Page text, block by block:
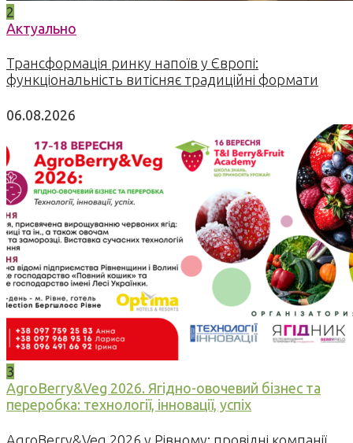
2
Актуально
Трансформація ринку напоїв у Європі:
функціональність витісняє традиційні формати
06.08.2026
3
AgroBerry&Veg 2026. Ягідно-овочевий бізнес та
переробка: технології, інновації, успіх